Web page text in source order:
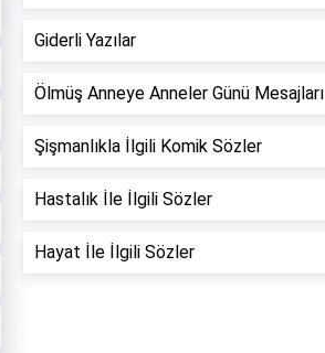
Giderli Yazılar
Ölmüş Anneye Anneler Günü Mesajları
Şişmanlıkla İlgili Komik Sözler
Hastalık İle İlgili Sözler
Hayat İle İlgili Sözler